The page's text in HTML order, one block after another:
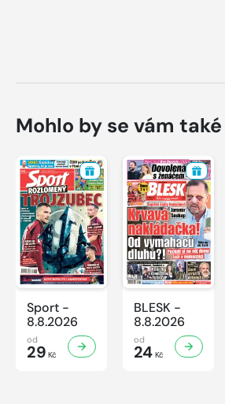
Mohlo by se vám
Sport -
8.8.2026
od
29 Kč
BLESK -
8.8.2026
od
24Kč